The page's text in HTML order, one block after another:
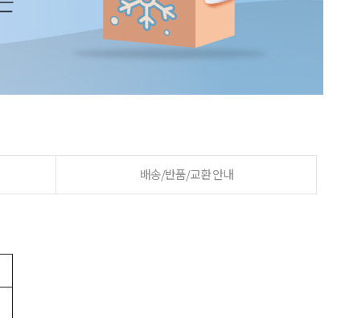
배송/반품/교환 안내